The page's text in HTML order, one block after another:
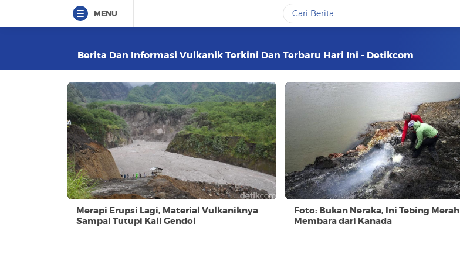
MENU
Berita Dan Informasi Vulkanik Terkini Dan Terbaru Hari Ini - Detikcom
Merapi Erupsi Lagi, Material Vulkaniknya
Sampai Tutupi Kali Gendol
Foto: Bukan Neraka, Ini Tebing Merah
Membara dari Kanada